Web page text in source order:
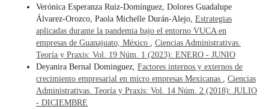
Verónica Esperanza Ruiz-Domínguez, Dolores Guadalupe
Álvarez-Orozco, Paola Michelle Durán-Alejo, Estrategias
aplicadas durante la pandemia bajo el entorno VUCA en
empresas de Guanajuato, México
Ciencias Administrativas.
Teoría y Praxis: Vol. 19 Núm. 1 (2023): ENERO - JUNIO
Deyanira Bernal Dominguez, Factores internos y externos de
crecimiento empresarial en micro empresas Mexicanas
Ciencias
Administrativas. Teoría y Praxis: Vol. 14 Núm. 2 (2018): JULIO
- DICIEMBRE